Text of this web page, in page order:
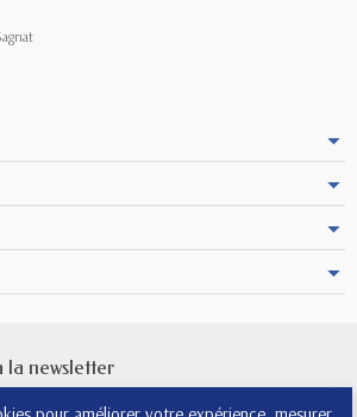
la newsletter